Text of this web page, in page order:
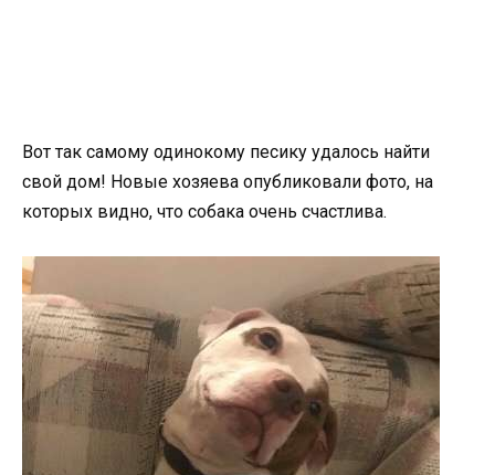
Вот так самому одинокому песику удалось найти
свой дом! Новые хозяева опубликовали фото, на
которых видно, что собака очень счастлива.